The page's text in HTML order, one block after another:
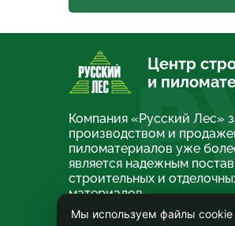
Центр
и
Компания «Русский Лес»
производством и
пиломатериалов уже
является надежным
строительных и
материалов.
Мы используем файлы cookie